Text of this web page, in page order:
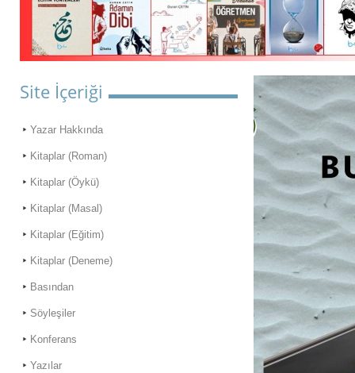
Site İçeriği
Yazar Hakkında
Kitaplar (Roman)
Kitaplar (Öykü)
Kitaplar (Masal)
Kitaplar (Eğitim)
Kitaplar (Deneme)
Basından
Söyleşiler
Konferans
Yazılar